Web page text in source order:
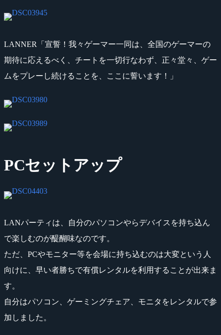
LANNER「宣誓！我々ゲーマー一同は、全国のゲーマーの
期待に応えるべく、チートを一切行なわず、正々堂々、ゲー
ムをプレーし続けることを、ここに誓います！」
PCセットアップ
LANパーティは、自分のパソコンやらデバイスを持ち込ん
で楽しむのが醍醐味なのです。
ただ、PCやモニター等を会場に持ち込むのは大変という人
向けに、早い者勝ちで有償レンタルを利用することが出来ま
す。
自分はパソコン、ゲーミングチェア、モニタをレンタルで参
加しました。